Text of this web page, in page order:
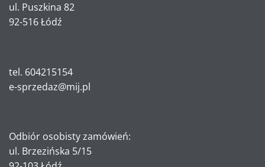
ul. Puszkina 82
92-516 Łódź
tel. 604215154
e-sprzedaz@mij.pl
Odbiór osobisty zamówień:
ul. Brzezińska 5/15